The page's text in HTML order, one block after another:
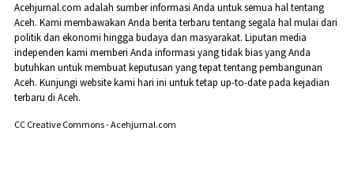
Acehjurnal.com adalah sumber informasi Anda untuk semua hal tentang
Aceh. Kami membawakan Anda berita terbaru tentang segala hal mulai dari
politik dan ekonomi hingga budaya dan masyarakat. Liputan media
independen kami memberi Anda informasi yang tidak bias yang Anda
butuhkan untuk membuat keputusan yang tepat tentang pembangunan
Aceh. Kunjungi website kami hari ini untuk tetap up-to-date pada kejadian
terbaru di Aceh.
CC Creative Commons - Acehjurnal.com